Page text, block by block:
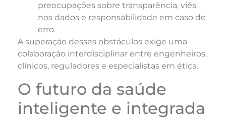
preocupações sobre transparência, viés
nos dados e responsabilidade em caso de
erro.
A superação desses obstáculos exige uma
colaboração interdisciplinar entre engenheiros,
clínicos, reguladores e especialistas em ética.
O futuro da saúde
inteligente e integrada